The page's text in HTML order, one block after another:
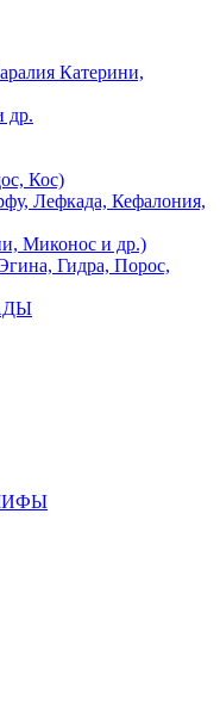
Катерини,
др.
Кос)
Лефкада, Кефалония,
Миконос и др.)
Гидра, Порос,